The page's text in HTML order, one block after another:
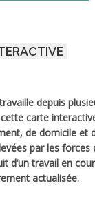
depuis
carte
de domicile et
par les forces
d’un travail en
actualisée.